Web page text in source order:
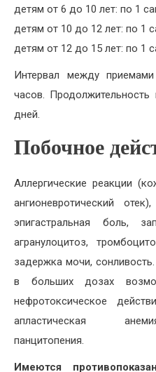
детям от 6 до 10 лет: по 1
детям от 10 до 12 лет: по 1
детям от 12 до 15 лет: по 1
Интервал между
часов.
дней.
Побочное
Аллергические реакции
ангионевротический
эпигастральная боль,
агранулоцитоз,
задержка мочи,
в больших дозах
нефротоксическое
апластическая
панцитопения.
Имеются